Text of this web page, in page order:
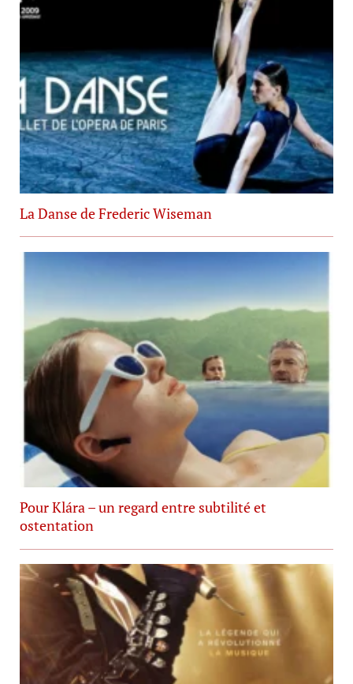
La Danse de Frederic Wiseman
Pour Klára – un regard entre subtilité et
ostentation